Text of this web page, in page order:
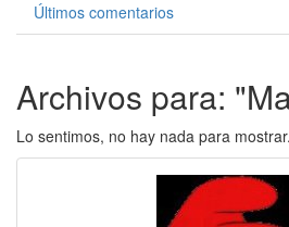
Últimos comentarios
Archivos para:
Lo sentimos, no hay nada para